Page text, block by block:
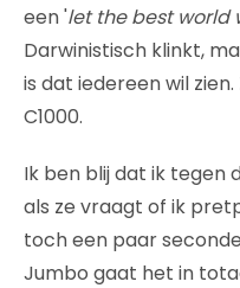
een 'let the best world
Darwinistisch klinkt,
is dat iedereen wil
C1000.
Ik ben blij dat ik tegen
als ze vraagt of ik
toch een paar
Jumbo gaat het in